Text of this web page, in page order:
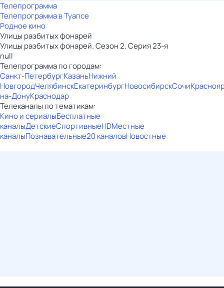
Телепрограмма
Телепрограмма в Туапсе
Родное кино
Улицы разбитых фонарей
Улицы разбитых фонарей. Сезон 2. Серия 23-я
null
Телепрограмма по городам:
Санкт-ПетербургКазаньНижний
НовгородЧелябинскЕкатеринбургНовосибирскСочи
на-ДонуКраснодар
Телеканалы по тематикам:
Кино и сериалыБесплатные
каналыДетскиеСпортивныеHDМестные
каналыПознавательные20 каналовНовостные